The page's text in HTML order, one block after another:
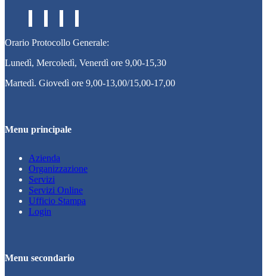
Orario Protocollo Generale:
Lunedì, Mercoledì, Venerdì ore 9,00-15,30
Martedì. Giovedì ore 9,00-13,00/15,00-17,00
Menu principale
Azienda
Organizzazione
Servizi
Servizi Online
Ufficio Stampa
Login
Menu secondario